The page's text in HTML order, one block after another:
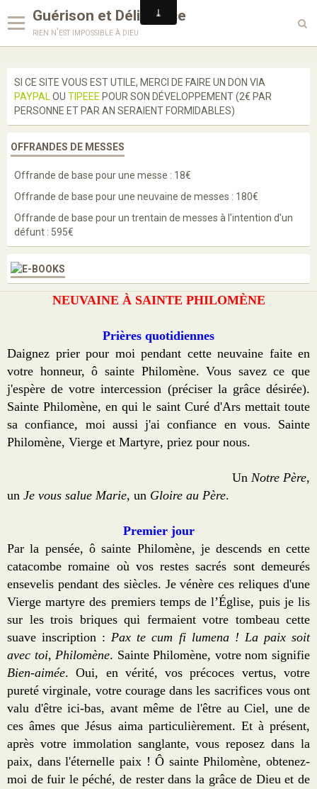
Guérison et Délivrance
rien n'est impossible à dieu
Enseignements
Prières
Bénédictions
Médailles
Scapulaires
Offrandes de messes
Ma Chaîne YouTube
Faire un don
NEUVAINE À SAINTE PHILOMÈNE
Prières quotidiennes
Daignez prier pour moi pendant cette neuvaine faite en
votre honneur, ô sainte Philomène. Vous savez ce que
j'espère de votre intercession (préciser la grâce désirée).
Sainte Philomène, en qui le saint Curé d'Ars mettait toute
sa confiance, moi aussi j'ai confiance en vous. Sainte
Philomène, Vierge et Martyre, priez pour nous.
Un Notre Père,
un Je vous salue Marie, un Gloire au Père.
Premier jour
Par la pensée, ô sainte Philomène, je descends en cette
catacombe romaine où vos restes sacrés sont demeurés
ensevelis pendant des siècles. Je vénère ces reliques d'une
Vierge martyre des premiers temps de l’Église, puis je lis
sur les trois briques qui fermaient votre tombeau cette
suave inscription :Pax te cum fi lumena ! La paix soit
avec toi, Philomène. Sainte Philomène, votre nom signifie
Bien-aimée. Oui, en vérité, vos précoces vertus, votre
pureté virginale, votre courage dans les sacrifices vous ont
valu d'être ici-bas, avant même de l'être au Ciel, une de
ces âmes que Jésus aima particulièrement. Et à présent,
après votre immolation sanglante, vous reposez dans la
paix, dans l'éternelle paix ! Ô sainte Philomène, obtenez-
moi de fuir le péché, de rester dans la grâce de Dieu et de
SI CE SITE VOUS EST UTILE, MERCI DE FAIRE UN DON VIA
PAYPAL OU TIPEEE POUR SON DÉVELOPPEMENT (2€ PAR
PERSONNE ET PAR AN SERAIENT FORMIDABLES)
OFFRANDES DE MESSES
Offrande de base pour une messe : 18€
Offrande de base pour une neuvaine de messes : 180€
Offrande de base pour un trentain de messes à l'intention d'un
défunt : 595€